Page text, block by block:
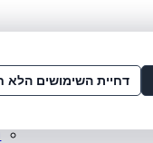
דחיית השימושים הלא